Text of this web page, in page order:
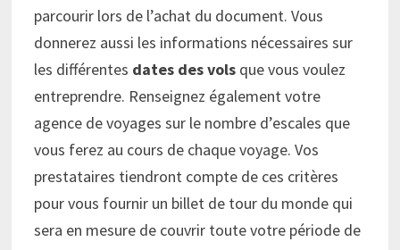
parcourir lors de l’achat du document. Vous
donnerez aussi les informations nécessaires sur
les différentes dates des vols que vous voulez
entreprendre. Renseignez également votre
agence de voyages sur le nombre d’escales que
vous ferez au cours de chaque voyage. Vos
prestataires tiendront compte de ces critères
pour vous fournir un billet de tour du monde qui
sera en mesure de couvrir toute votre période de